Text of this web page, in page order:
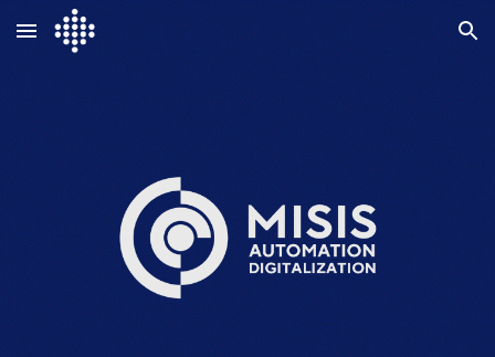
Skip to main content Skip to navigation